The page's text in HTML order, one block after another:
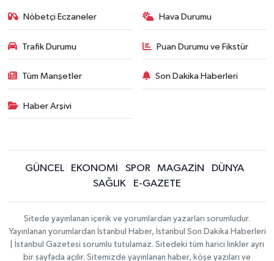
Nöbetçi Eczaneler Hava Durumu
Trafik Durumu Puan Durumu ve Fikstür
Tüm Manşetler Son Dakika Haberleri
Haber Arşivi
GÜNCEL EKONOMİ SPOR MAGAZİN
DÜNYA
SAĞLIK
E-GAZETE
Sitede yayınlanan içerik ve yorumlardan yazarları sorumludur.
Yayınlanan yorumlardan İstanbul Haber, İstanbul Son Dakika Haberleri
| İstanbul Gazetesi sorumlu tutulamaz. Sitedeki tüm harici linkler ayrı
bir sayfada açılır. Sitemizde yayınlanan haber, köşe yazıları ve